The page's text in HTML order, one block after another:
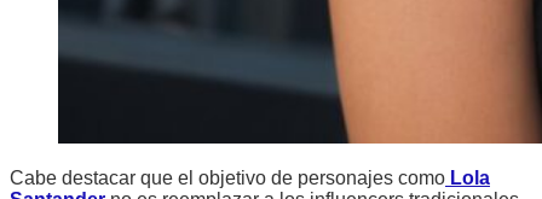
Cabe destacar que el objetivo de personajes como Lola